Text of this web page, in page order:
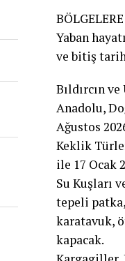
Yaban
ve bitiş
Bıldırcın
Anadolu,
Ağustos
Keklik
ile 17 Ocak
Su Kuşları
tepeli
karatavuk,
kapacak.